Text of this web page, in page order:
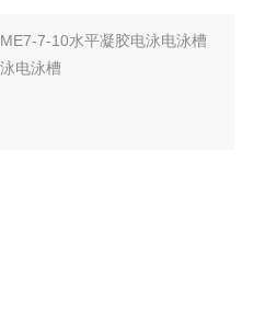
7-10水平凝胶电泳电泳槽
电泳槽